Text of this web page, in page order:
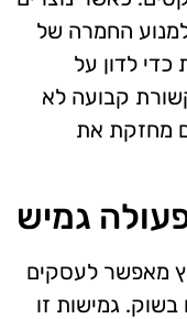
החמרה של
לדון על
קבועה לא
מחזקת את
גמיש
מאפשר לעסקים
גמישות זו